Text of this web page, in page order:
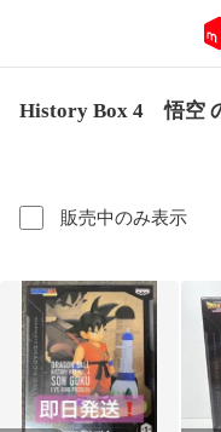
History Box 4 悟空
販売中のみ表示